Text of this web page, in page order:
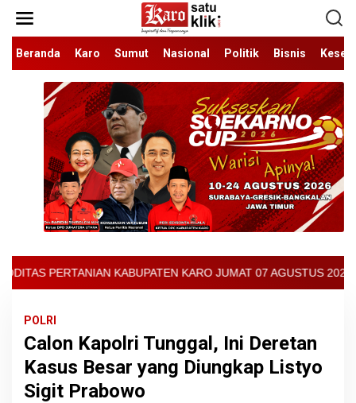
konten
Beranda
Karo Sumut Nasional Politik Bisnis
KABUPATEN KARO JUMAT 07 AGUSTUS 2026 - ARCIS
POLRI
Calon Kapolri Tunggal, Ini Deretan
Kasus Besar yang Diungkap Listyo
Sigit Prabowo